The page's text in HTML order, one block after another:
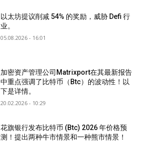
以太坊提议削减 54% 的奖励，威胁 Defi 行
业。
05.08.2026 - 16:01
加密资产管理公司Matrixport在其最新报告
中重点强调了比特币（Btc）的波动性！以
下是详情。
20.02.2026 - 10:29
花旗银行发布比特币 (Btc) 2026 年价格预
测！提出两种牛市情景和一种熊市情景！